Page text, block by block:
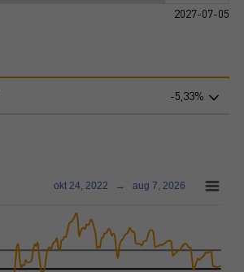
2027-07-05
-5,33%
okt 24, 2022 → aug 7, 2026